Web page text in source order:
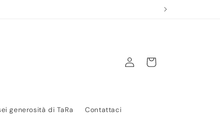
generosità di TaRa Contattaci
Accedi Carrello